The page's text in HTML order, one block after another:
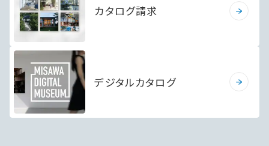
カタログ請求
デジタルカタログ